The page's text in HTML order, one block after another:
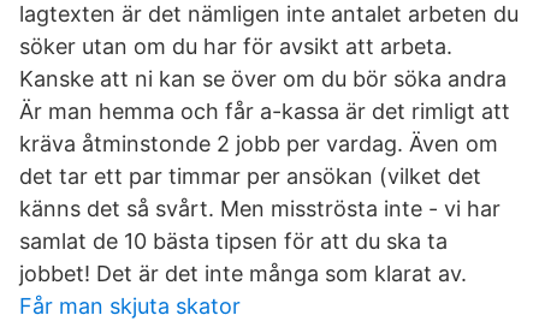
lagtexten är det nämligen inte antalet arbeten du
söker utan om du har för avsikt att arbeta.
Kanske att ni kan se över om du bör söka andra
Är man hemma och får a-kassa är det rimligt att
kräva åtminstonde 2 jobb per vardag. Även om
det tar ett par timmar per ansökan (vilket det
känns det så svårt. Men misströsta inte - vi har
samlat de 10 bästa tipsen för att du ska ta
jobbet! Det är det inte många som klarat av.
Får man skjuta skator